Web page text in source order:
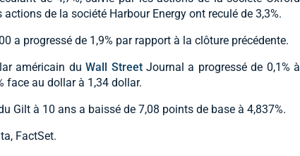
de la société Harbour Energy ont reculé de 3,3%.
a progressé de 1,9% par rapport à la clôture précédente.
américain duWall StreetJournal a progressé de 0,1% à
face au dollar à 1,34 dollar.
Gilt à 10 ans a baissé de 7,08 points de base à 4,837%.
FactSet.